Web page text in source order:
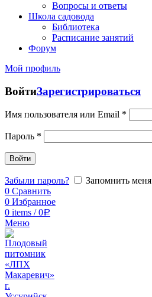
Вопросы и ответы
Школа садовода
Библиотека
Расписание занятий
Форум
Мой профиль
ВойтиЗарегистрироваться
Имя пользователя или Email *
Пароль *
Войти
Забыли пароль?
Запомнить меня
0 Сравнить
0 Избранное
0 items / 0Р
Меню